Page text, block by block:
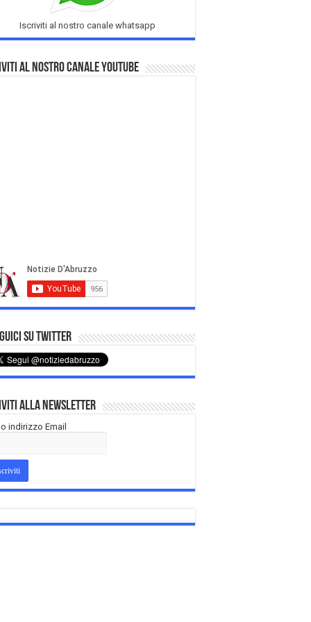
Iscriviti al nostro canale whatsapp
al nostro Canale Youtube
su Twitter
alla Newsletter
indirizzo Email